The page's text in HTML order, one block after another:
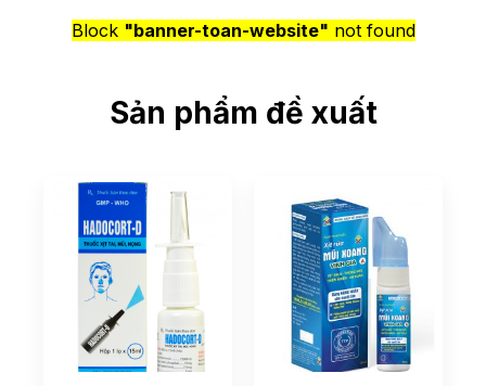
Block "banner-toan-website" not found
Sản phẩm đề xuất